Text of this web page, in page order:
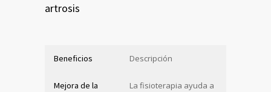
artrosis
Beneficios Descripción
Mejora de la
La fisioterapia ayuda a